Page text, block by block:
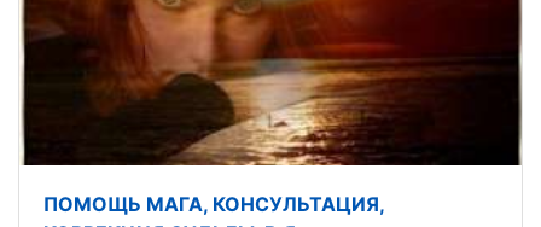
ПОМОЩЬ МАГА, КОНСУЛЬТАЦИЯ,